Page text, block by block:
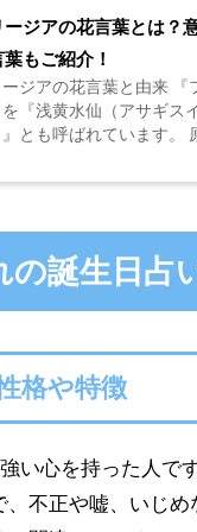
ージアの花言葉とは？
もご紹介！
ージアの花言葉と由来 『
『浅黄水仙（アサギス
』とも呼ばれています。
されており、現在は園
アームスト...
の誕生日占
格や特徴
い心を持った人です
不正や嘘、いじめ